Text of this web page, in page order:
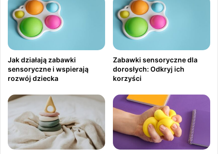
Jak działają zabawki
sensoryczne i wspierają
rozwój dziecka
Zabawki sensoryczne dla
dorosłych: Odkryj ich
korzyści